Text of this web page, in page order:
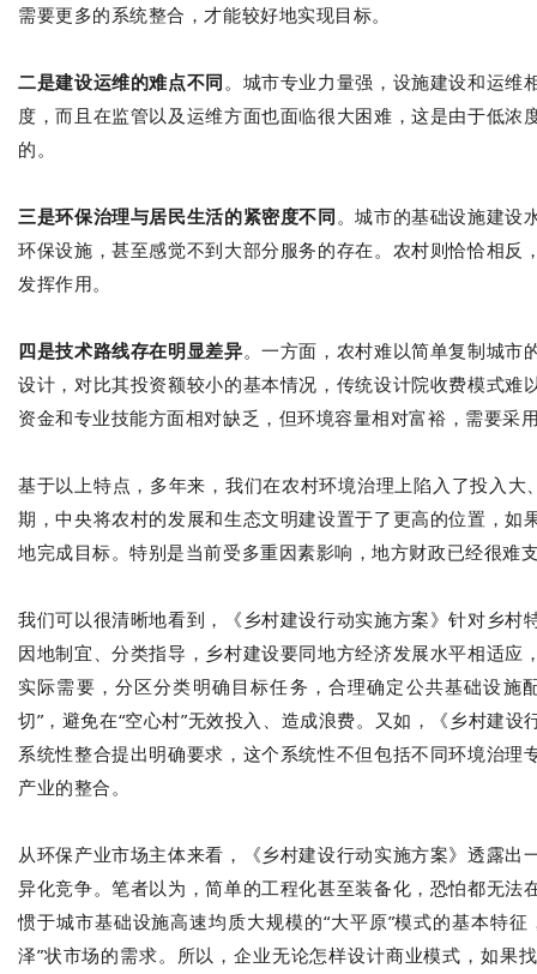
需要更多的系统整合，才能较好地实现目标。
二是建设运维的难点不同 。城市专业力量强，设施建设和运维
度，而且在监管以及运维方面也面临很大困难，这是由于低
的。
三是环保治理与居民生活的紧密度不同 。城市的基础设施建设
环保设施，甚至感觉不到大部分服务的存在。农村则恰恰相
发挥作用。
四是技术路线存在明显差异。一方面，农村难以简单复制城市
设计，对比其投资额较小的基本情况，传统设计院收费模式
资金和专业技能方面相对缺乏，但环境容量相对富裕，需要采
基于以上特点，多年来，我们在农村环境治理上陷入了投入大
期，中央将农村的发展和生态文明建设置于了更高的位置，
地完成目标。特别是当前受多重因素影响，地方财政已经很难
我们可以很清晰地看到，《乡村建设行动实施方案》针对乡
因地制宜、分类指导，乡村建设要同地方经济发展水平相适
实际需要，分区分类明确目标任务，合理确定公共基础设施
切”，避免在“空心村”无效投入、造成浪费。又如，《乡村建
系统性整合提出明确要求，这个系统性不但包括不同环境治
产业的整合。
从环保产业市场主体来看，《乡村建设行动实施方案》透露
异化竞争。笔者以为，简单的工程化甚至装备化，恐怕都无
惯于城市基础设施高速均质大规模的“大平原”模式的基本特
泽”状市场的需求。所以，企业无论怎样设计商业模式，如果